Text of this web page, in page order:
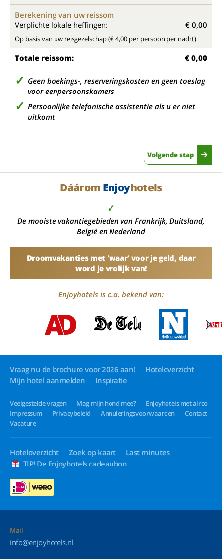
Berekening van uw reissom
Verplichte lokale heffingen:
€ 0,00
Op basis van uw reisgezelschap (€ 4,00 per persoon per nacht)
Totale reissom: € 0,00
Geen boekings-, reserveringskosten en geen toeslag
voor eenpersoonskamers
Persoonlijke telefonische assistentie als u er niet
uitkomt
Volgende stap
Dáárom Enjoyhotels
✓
De mooiste vakantiegebieden van Frankrijk, Duitsland,
België en Nederland
Droomvakanties met 'waar' voor je geld, daar
word je vrolijk van!
Enjoyhotels is o.a. bekend van:
Vraag nu de brochure voor 2026 aan!
Hoteloverzicht
Mijn hotel aanmelden
Inspiratie
Veelgestelde vragen Mag mijn hond mee?
Enjoyhotels met airco
Impressum
Privacybeleid Annuleringsvoorwaarden
Contact
Vacature
Hoteloverzicht Zoek op kaart
Last minutes
TIP! De Enjoyhotels cadeaubon
Mail
info@enjoyhotels.nl